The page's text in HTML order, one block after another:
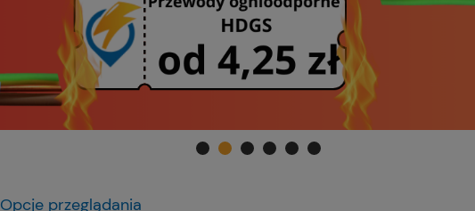
Opcje przeglądania